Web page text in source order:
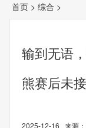
首页 > 综合 >
输到无语
熊赛后未
2025-12-16 来源